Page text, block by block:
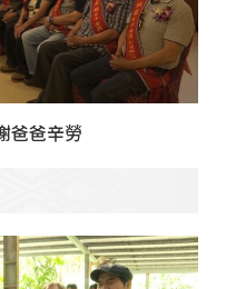
爸爸辛勞